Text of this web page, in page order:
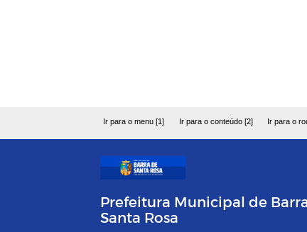
Ir para o menu [1] Ir para o conteúdo [2] Ir para o
Prefeitura Municipal de
Santa Rosa